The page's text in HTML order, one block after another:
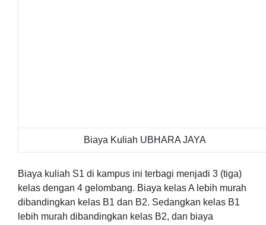
Biaya Kuliah UBHARA JAYA
Biaya kuliah S1 di kampus ini terbagi menjadi 3 (tiga)
kelas dengan 4 gelombang. Biaya kelas A lebih murah
dibandingkan kelas B1 dan B2. Sedangkan kelas B1
lebih murah dibandingkan kelas B2, dan biaya